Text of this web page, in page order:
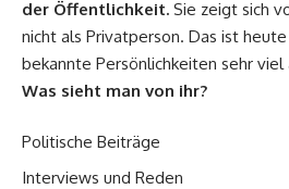
der Öffentlichkeit. Sie zeigt sich
nicht als Privatperson. Das ist
bekannte Persönlichkeiten sehr
Was sieht man von ihr?
Politische Beiträge
Interviews und Reden